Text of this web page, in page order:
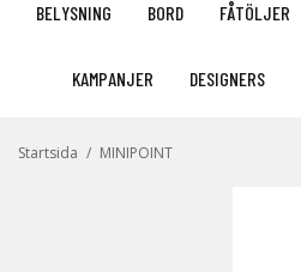
BELYSNING BORD FÅTÖLJER
KAMPANJER DESIGNERS
Startsida / MINIPOINT